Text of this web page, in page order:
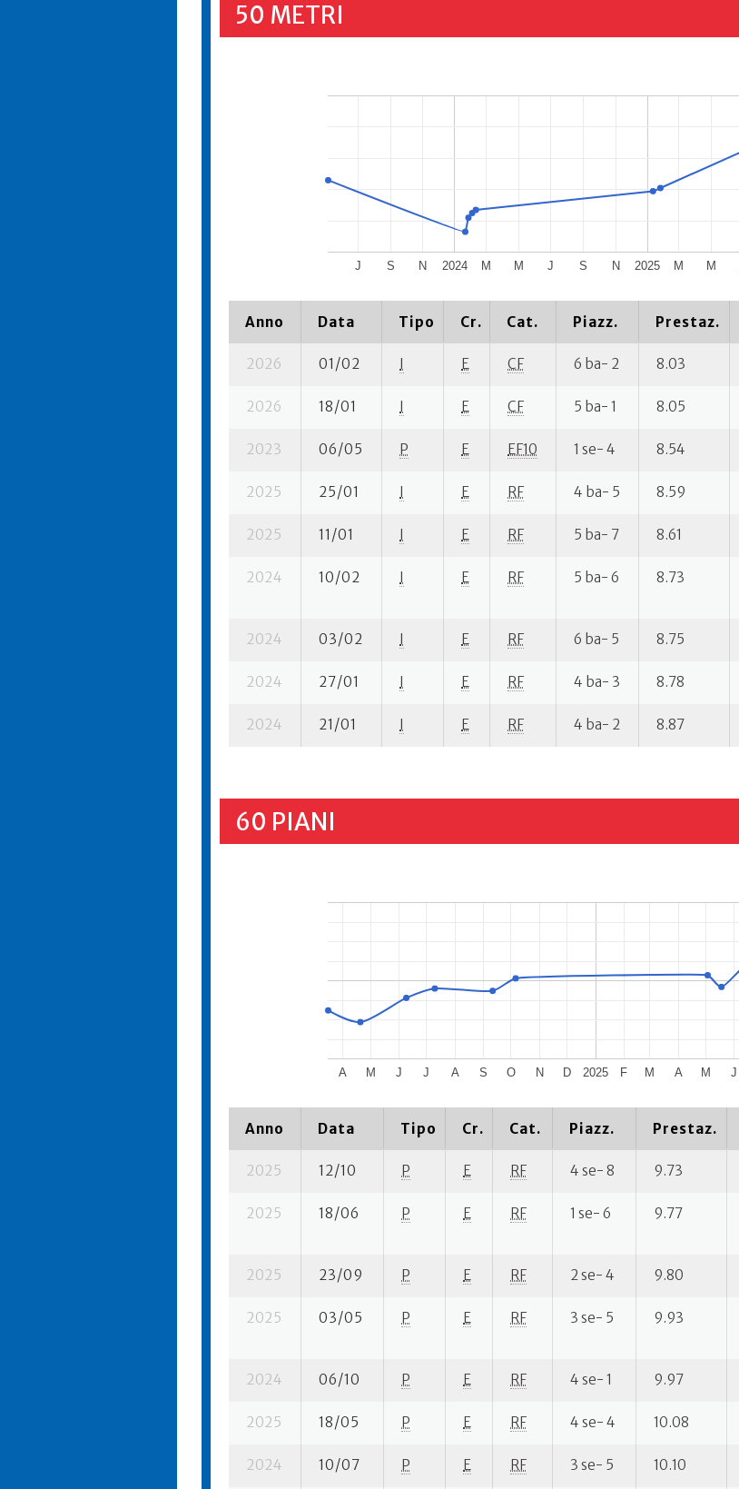
50 METRI
2024 2025
J S N M M J S N M M
Anno Data Tipo Cr. Cat. Piazz. Prestaz.
2026 01/02 I E CF 6 ba- 2 8.03
2026 18/01 I E CF 5 ba- 1 8.05
2023 06/05 P E EF10 1 se- 4 8.54
2025 25/01 I E RF 4 ba- 5 8.59
2025 11/01 I E RF 5 ba- 7 8.61
2024 10/02 I E RF 5 ba- 6 8.73
2024 03/02 I E RF 6 ba- 5 8.75
2024 27/01 I E RF 4 ba- 3 8.78
2024 21/01 I E RF 4 ba- 2 8.87
60 PIANI
2025
A M J J A S O N D F M A M J
Anno Data Tipo Cr. Cat. Piazz. Prestaz.
2025 12/10 P E RF 4 se- 8 9.73
2025 18/06 P E RF 1 se- 6 9.77
2025 23/09 P E RF 2 se- 4 9.80
2025 03/05 P E RF 3 se- 5 9.93
2024 06/10 P E RF 4 se- 1 9.97
2025 18/05 P E RF 4 se- 4 10.08
2024 10/07 P E RF 3 se- 5 10.10